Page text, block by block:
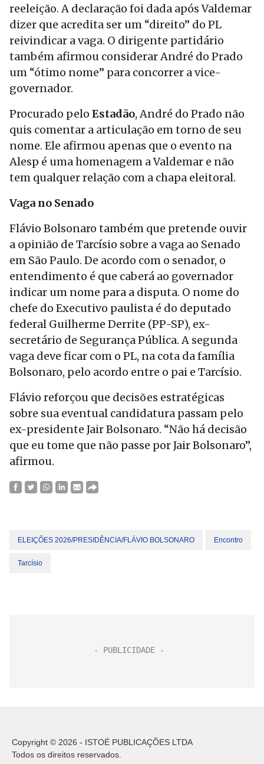
reeleição. A declaração foi dada após Valdemar
dizer que acredita ser um “direito” do PL
reivindicar a vaga. O dirigente partidário
também afirmou considerar André do Prado
um “ótimo nome” para concorrer a vice-
governador.
Procurado pelo Estadão, André do Prado não
quis comentar a articulação em torno de seu
nome. Ele afirmou apenas que o evento na
Alesp é uma homenagem a Valdemar e não
tem qualquer relação com a chapa eleitoral.
Vaga no Senado
Flávio Bolsonaro também que pretende ouvir
a opinião de Tarcísio sobre a vaga ao Senado
em São Paulo. De acordo com o senador, o
entendimento é que caberá ao governador
indicar um nome para a disputa. O nome do
chefe do Executivo paulista é do deputado
federal Guilherme Derrite (PP-SP), ex-
secretário de Segurança Pública. A segunda
vaga deve ficar com o PL, na cota da família
Bolsonaro, pelo acordo entre o pai e Tarcísio.
Flávio reforçou que decisões estratégicas
sobre sua eventual candidatura passam pelo
ex-presidente Jair Bolsonaro. “Não há decisão
que eu tome que não passe por Jair Bolsonaro”,
afirmou.
ELEIÇÕES 2026/PRESIDÊNCIA/FLÁVIO BOLSONARO Encontro
Tarcísio
Copyright © 2026 - ISTOÉ PUBLICAÇÕES LTDA
Todos os direitos reservados.